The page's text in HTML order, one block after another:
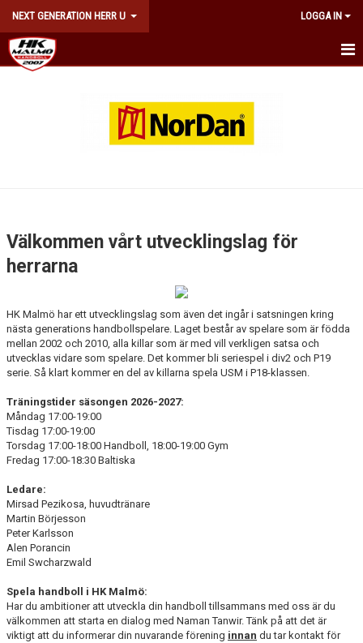
NEXT GENERATION HERR U LOGGA IN
Välkommen vårt utvecklingslag för
herrarna
HK Malmö har ett utvecklingslag som även det ingår i satsningen kring
nästa generations handbollspelare. Laget består av spelare som är födda
mellan 2002 och 2010, alla killar som är med vill verkligen satsa och
utvecklas vidare som spelare. Det kommer bli seriespel i div2 och P19
serie. Så klart kommer en del av killarna spela USM i P18-klassen.
Träningstider säsongen 2026-2027:
Måndag 17:00-19:00
Tisdag 17:00-19:00
Torsdag 17:00-18:00 Handboll, 18:00-19:00 Gym
Fredag 17:00-18:30 Baltiska
Ledare:
Mirsad Pezikosa, huvudtränare
Martin Börjesson
Peter Karlsson
Alen Porancin
Emil Swcharzwald
Spela handboll i HK Malmö:
Har du ambitioner att utveckla din handboll tillsammans med oss är du
välkommen att starta en dialog med Naman Tanwir. Tänk på att det är
viktigt att du informerar din nuvarande förening innan du tar kontakt för